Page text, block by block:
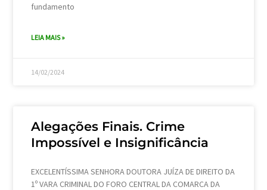
fundamento
LEIA MAIS »
14/02/2024
Alegações Finais. Crime
Impossível e Insignificância
EXCELENTÍSSIMA SENHORA DOUTORA JUÍZA DE DIREITO DA
1º VARA CRIMINAL DO FORO CENTRAL DA COMARCA DA